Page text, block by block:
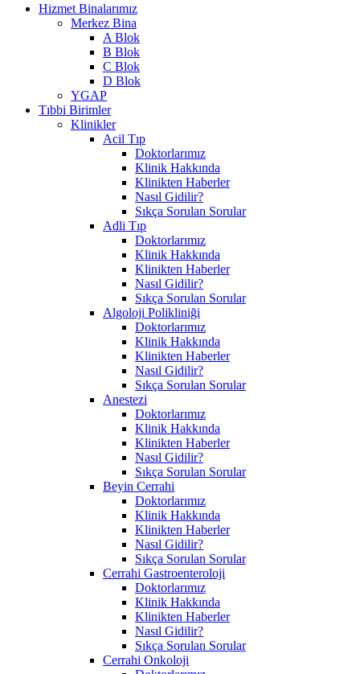
Hizmet Binalarımız
Merkez Bina
A Blok
B Blok
C Blok
D Blok
YGAP
Tıbbi Birimler
Klinikler
Acil Tıp
Doktorlarımız
Klinik Hakkında
Klinikten Haberler
Nasıl Gidilir?
Sıkça Sorulan Sorular
Adli Tıp
Doktorlarımız
Klinik Hakkında
Klinikten Haberler
Nasıl Gidilir?
Sıkça Sorulan Sorular
Algoloji Polikliniği
Doktorlarımız
Klinik Hakkında
Klinikten Haberler
Nasıl Gidilir?
Sıkça Sorulan Sorular
Anestezi
Doktorlarımız
Klinik Hakkında
Klinikten Haberler
Nasıl Gidilir?
Sıkça Sorulan Sorular
Beyin Cerrahi
Doktorlarımız
Klinik Hakkında
Klinikten Haberler
Nasıl Gidilir?
Sıkça Sorulan Sorular
Cerrahi Gastroenteroloji
Doktorlarımız
Klinik Hakkında
Klinikten Haberler
Nasıl Gidilir?
Sıkça Sorulan Sorular
Cerrahi Onkoloji